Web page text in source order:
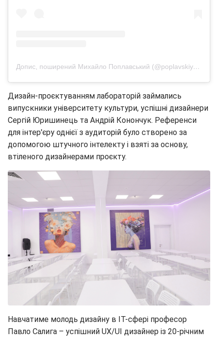
Допис, поширений Михайло Поплавський (@poplavskiy_michail)
Дизайн-проєктуванням лабораторій займались
випускники університету культури, успішні дизайнери
Сергій Юришинець та Андрій Конончук. Референси
для інтер'єру однієї з аудиторій було створено за
допомогою штучного інтелекту і взяті за основу,
втіленого дизайнерами проєкту.
Навчатиме молодь дизайну в ІТ-сфері професор
Павло Салига – успішний UX/UI дизайнер із 20-річним